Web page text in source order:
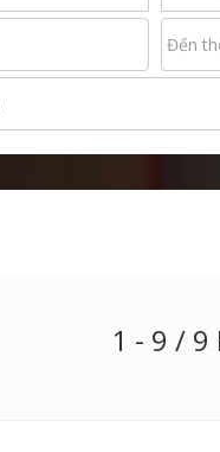
1 - 9 / 9